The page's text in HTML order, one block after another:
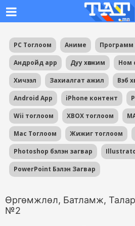
PC Тоглоом Аниме Программ
Андройд app Дуу хөгжим Ном
Хичээл Захиалгат ажил Вэб
Android App iPhone контент
Wii тоглоом XBOX тоглоом
Mac Тоглоом Жижиг тоглоом
Photoshop бэлэн загвар
PowerPoint Бэлэн Загвар
Өргөмжлөл, Батламж,
№2